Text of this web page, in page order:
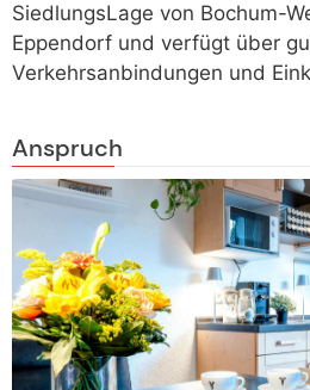
SiedlungsLage von Bochum-
Eppendorf und verfügt über
Verkehrsanbindungen und
Anspruch